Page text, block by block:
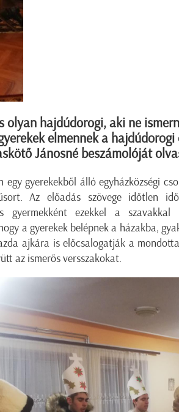
olyan hajdúdorogi, aki ne
elmennek a
Jánosné beszámolóját
egy gyerekekből álló egyházközségi
Az előadás szövege időtlen
gyermekként ezekkel a
a gyerekek belépnek a házakba,
ajkára is előcsalogatják a
az ismerős versszakokat.